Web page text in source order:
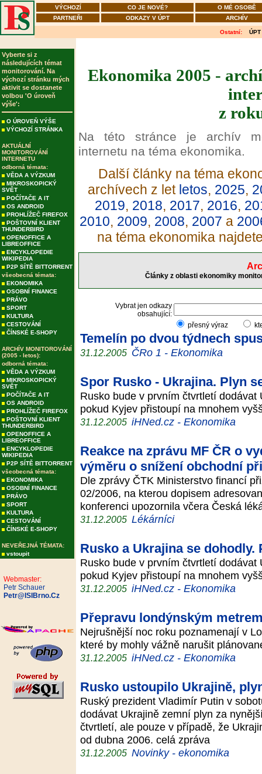
VÝCHOZÍ CO JE NOVÉ?
O MÉ OSOBĚ
PARTNEŘI
ODKAZY V ÚPT ARCHÍV
Ostatní: ÚPT
Vyberte si z
následujících témat
monitorování. Na
výchozí stránku mých
aktivit se dostanete
volbou 'O úroveň
výše':
O ÚROVEŇ VÝŠE
VÝCHOZÍ STRÁNKA
AKTUÁLNÍ
MONITOROVÁNÍ
INTERNETU
odborná témata:
VĚDA A VÝZKUM
MIKROSKOPICKÝ
SVĚT
POČÍTAČE A IT
OS ANDROID
PROHLÍŽEČ FIREFOX
POŠTOVNÍ KLIENT
THUNDERBIRD
OPENOFFICE A
LIBREOFFICE
ENCYKLOPEDIE
WIKIPEDIA
P2P SÍTĚ BITTORRENT
všeobecná témata:
EKONOMIKA
OSOBNÍ FINANCE
PRÁVO
SPORT
KULTURA
CESTOVÁNÍ
ČÍNSKÉ E-SHOPY
ARCHÍV MONITOROVÁNÍ
(2005 - letos):
odborná témata:
VĚDA A VÝZKUM
MIKROSKOPICKÝ
SVĚT
POČÍTAČE A IT
OS ANDROID
PROHLÍŽEČ FIREFOX
POŠTOVNÍ KLIENT
THUNDERBIRD
OPENOFFICE A
LIBREOFFICE
ENCYKLOPEDIE
WIKIPEDIA
P2P SÍTĚ BITTORRENT
všeobecná témata:
EKONOMIKA
OSOBNÍ FINANCE
PRÁVO
SPORT
KULTURA
CESTOVÁNÍ
ČÍNSKÉ E-SHOPY
NEVEŘEJNÁ TÉMATA:
vstoupit
Webmaster:
Petr Schauer
Petr@ISIBrno.Cz
Ekonomika 2005 -
z
Na této stránce je archív
internetu na téma ekonomika.
Další články na téma
archívech z let letos, 2025,
2019, 2018, 2017, 2016,
2010, 2009, 2008, 2007 a
na téma ekonomika
Články z oblasti ekonomiky
Vybrat jen odkazy
obsahující:
přesný výraz
Temelín po dvou týdnech
31.12.2005 ČRo 1 - Ekonomika
Spor Rusko - Ukrajina. Plyn
Rusko bude v prvním čtvrtletí
pokud Kyjev přistoupí na mnohem
31.12.2005 iHNed.cz - Ekonomika
Reakce na zprávu MF ČR o
výměru o snížení obchodní
Dle zprávy ČTK Ministerstvo financí
02/2006, na kterou dopisem
konferenci upozornila včera Česká
31.12.2005 Lékárníci
Rusko a Ukrajina se dohodly.
Rusko bude v prvním čtvrtletí
pokud Kyjev přistoupí na mnohem
31.12.2005 iHNed.cz - Ekonomika
Přepravu londýnským
Nejrušnější noc roku poznamenají v
které by mohly vážně narušit
31.12.2005 iHNed.cz - Ekonomika
Rusko ustoupilo Ukrajině,
Ruský prezident Vladimír Putin v
dodávat Ukrajině zemní plyn za
čtvrtletí, ale pouze v případě, že
od dubna 2006. celá zpráva
31.12.2005 Novinky - ekonomika